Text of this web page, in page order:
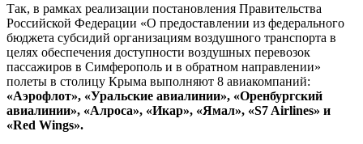
Так, в рамках реализации постановления Правительства
Российской Федерации «О предоставлении из федерального
бюджета субсидий организациям воздушного транспорта в
целях обеспечения доступности воздушных перевозок
пассажиров в Симферополь и в обратном направлении»
полеты в столицу Крыма выполняют 8 авиакомпаний:
«Аэрофлот», «Уральские авиалинии», «Оренбургский
авиалинии», «Алроса», «Икар», «Ямал», «S7 Airlines» и
«Red Wings».